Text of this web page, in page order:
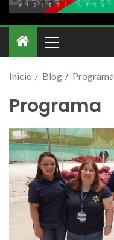
Inicio Blog Programa
Programa